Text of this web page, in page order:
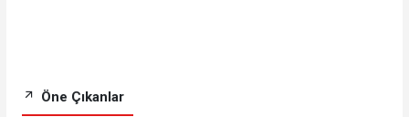
Öne Çıkanlar